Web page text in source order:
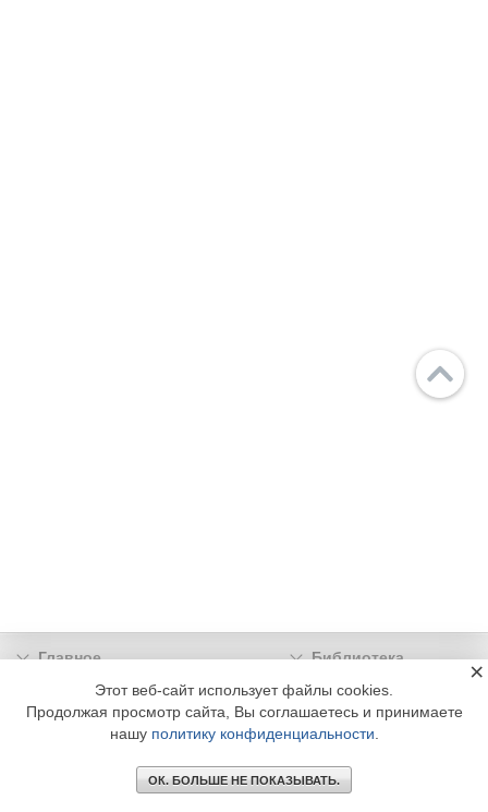
Главное
Библиотека
Подписка
Реклама
Информация
© 2002 - 2026 OOO Издательский дом «МЕДИА ТЕХНОЛОДЖИ» +7 (495) 665-00-
Этот веб-сайт использует файлы cookies.
Продолжая просмотр сайта, Вы соглашаетесь и принимаете
нашу политику конфиденциальности
ОК. БОЛЬШЕ НЕ ПОКАЗЫВАТЬ.
×